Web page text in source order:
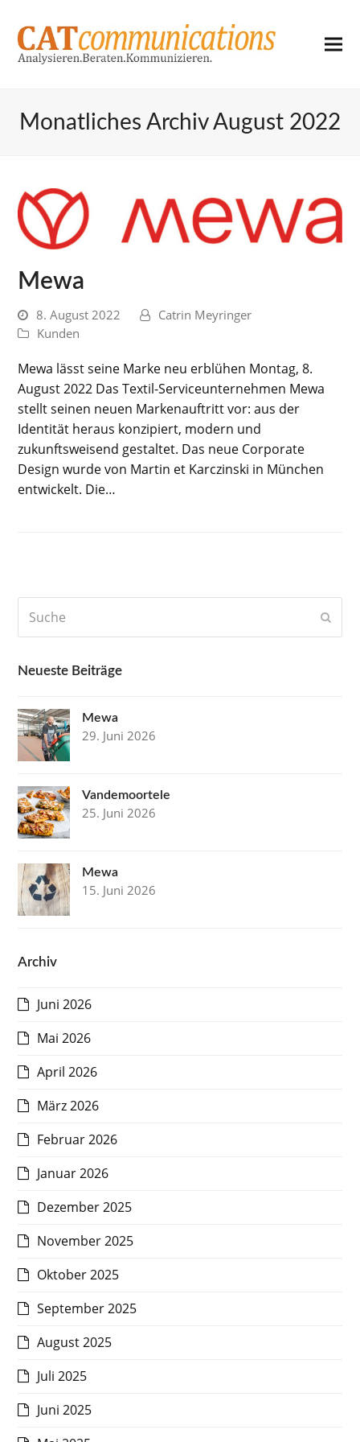
Monatliches Archiv August 2022
Mewa
8. August 2022
Catrin Meyringer
Kunden
Mewa lässt seine Marke neu erblühen Montag, 8.
August 2022 Das Textil-Serviceunternehmen Mewa
stellt seinen neuen Markenauftritt vor: aus der
Identität heraus konzipiert, modern und
zukunftsweisend gestaltet. Das neue Corporate
Design wurde von Martin et Karczinski in München
entwickelt. Die…
Neueste Beiträge
Mewa
29. Juni 2026
Vandemoortele
25. Juni 2026
Mewa
15. Juni 2026
Archiv
Juni 2026
Mai 2026
April 2026
März 2026
Februar 2026
Januar 2026
Dezember 2025
November 2025
Oktober 2025
September 2025
August 2025
Juli 2025
Juni 2025